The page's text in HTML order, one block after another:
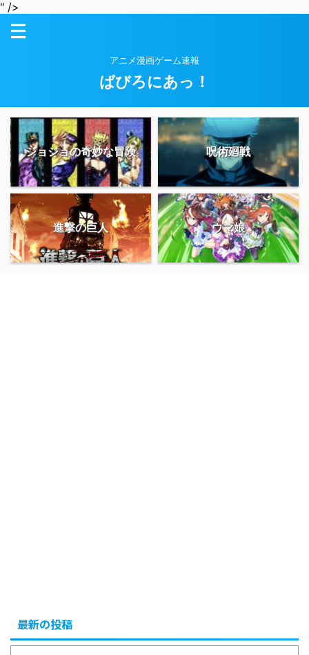
" />
アニメ漫画ゲーム速報
ばびろにあっ！
ジョジョの奇妙な冒険 呪術廻戦
進撃の巨人 ウマ娘
最新の投稿